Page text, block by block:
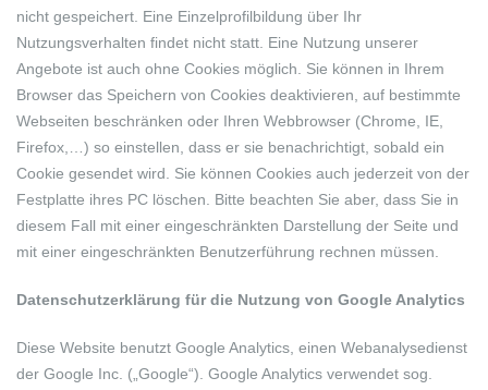
nicht gespeichert. Eine Einzelprofilbildung über Ihr
Nutzungsverhalten findet nicht statt. Eine Nutzung unserer
Angebote ist auch ohne Cookies möglich. Sie können in Ihrem
Browser das Speichern von Cookies deaktivieren, auf bestimmte
Webseiten beschränken oder Ihren Webbrowser (Chrome, IE,
Firefox,…) so einstellen, dass er sie benachrichtigt, sobald ein
Cookie gesendet wird. Sie können Cookies auch jederzeit von der
Festplatte ihres PC löschen. Bitte beachten Sie aber, dass Sie in
diesem Fall mit einer eingeschränkten Darstellung der Seite und
mit einer eingeschränkten Benutzerführung rechnen müssen.
Datenschutzerklärung für die Nutzung von Google Analytics
Diese Website benutzt Google Analytics, einen Webanalysedienst
der Google Inc. („Google“). Google Analytics verwendet sog.